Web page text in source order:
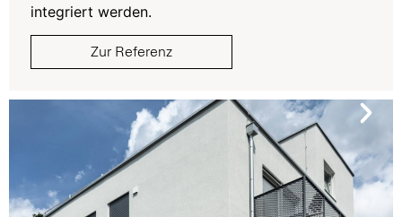
integriert werden.
Zur Referenz